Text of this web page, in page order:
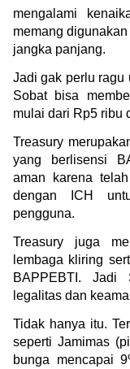
mengalami
memang
jangka panjang.
Jadi gak perlu ragu
Sobat bisa
mulai dari Rp5 ribu
Treasury
yang berlisensi
aman karena
dengan ICH
pengguna.
Treasury juga
lembaga kliring
BAPPEBTI. Jadi
legalitas dan
Tidak hanya itu.
seperti Jamimas
bunga mencapai